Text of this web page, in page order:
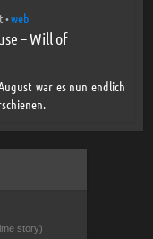
•web
– Will of
war es nun endlich